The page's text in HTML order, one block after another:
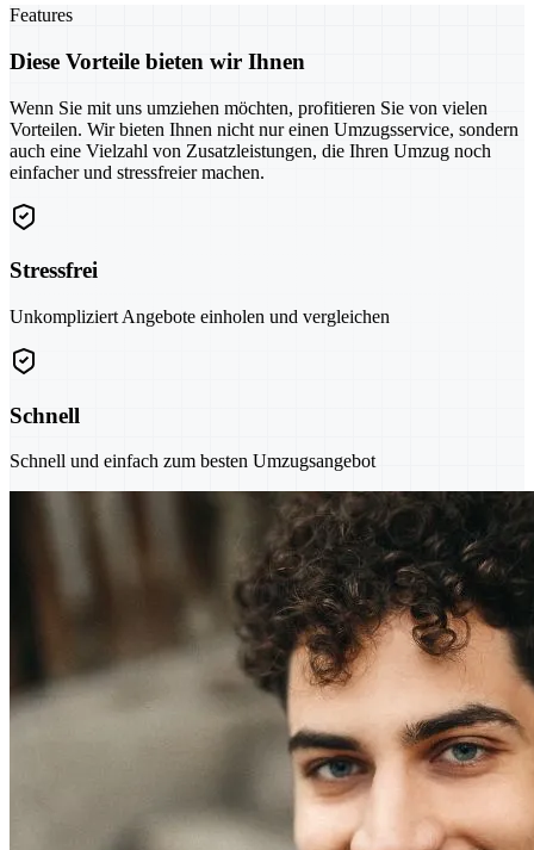
Features
Diese Vorteile bieten wir Ihnen
Wenn Sie mit uns umziehen möchten, profitieren Sie von vielen
Vorteilen. Wir bieten Ihnen nicht nur einen Umzugsservice, sondern
auch eine Vielzahl von Zusatzleistungen, die Ihren Umzug noch
einfacher und stressfreier machen.
Stressfrei
Unkompliziert Angebote einholen und vergleichen
Schnell
Schnell und einfach zum besten Umzugsangebot